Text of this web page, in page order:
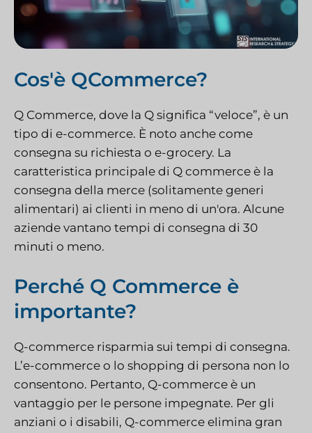
Cos'è QCommerce?
Q Commerce, dove la Q significa “veloce”, è un
tipo di e-commerce. È noto anche come
consegna su richiesta o e-grocery. La
caratteristica principale di Q commerce è la
consegna della merce (solitamente generi
alimentari) ai clienti in meno di un'ora. Alcune
aziende vantano tempi di consegna di 30
minuti o meno.
Perché Q Commerce è
importante?
Q-commerce risparmia sui tempi di consegna.
L’e-commerce o lo shopping di persona non lo
consentono. Pertanto, Q-commerce è un
vantaggio per le persone impegnate. Per gli
anziani o i disabili, Q-commerce elimina gran